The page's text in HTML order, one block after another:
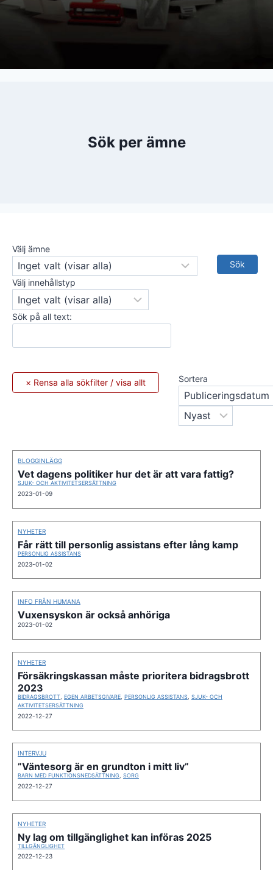
Sök per ämne
Välj ämne
Välj innehållstyp
Sök på all text:
Sortera
BLOGGINLÄGG
Vet dagens politiker hur det är att vara fattig?
SJUK- OCH AKTIVITETSERSÄTTNING
2023-01-09
NYHETER
Får rätt till personlig assistans efter lång kamp
PERSONLIG ASSISTANS
2023-01-02
INFO FRÅN HUMANA
Vuxensyskon är också anhöriga
2023-01-02
NYHETER
Försäkringskassan måste prioritera bidragsbrott
2023
BIDRAGSBROTT EGEN ARBETSGIVARE PERSONLIG ASSISTANS SJUK- OCH
AKTIVITETSERSÄTTNING
2022-12-27
INTERVJU
”Väntesorg är en grundton i mitt liv”
BARN MED FUNKTIONSNEDSÄTTNING SORG
2022-12-27
NYHETER
Ny lag om tillgänglighet kan införas 2025
TILLGÄNGLIGHET
2022-12-23